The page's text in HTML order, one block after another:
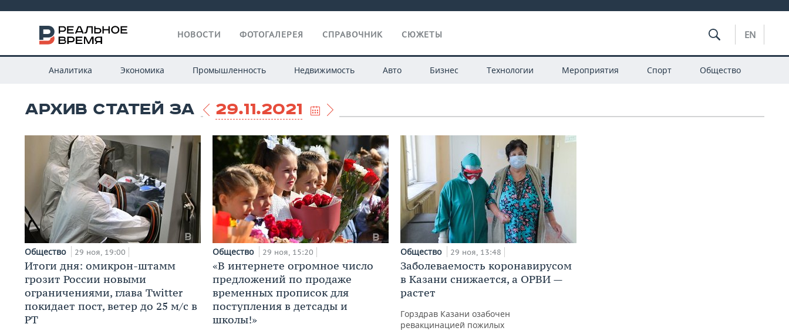
НОВОСТИ ФОТОГАЛЕРЕЯ СПРАВОЧНИК СЮЖЕТЫ EN
Аналитика Экономика Промышленность Недвижимость Авто Бизнес Технологии Мероприятия Спорт Общество
АРХИВ СТАТЕЙ ЗА 29.11.2021
Общество 29 ноя, 19:00
Итоги дня: омикрон-штамм
грозит России новыми
ограничениями, глава Twitter
покидает пост, ветер до 25 м/с в
РТ
Общество 29 ноя, 15:20
«В интернете огромное число
предложений по продаже
временных прописок для
поступления в детсады и
школы!»
Общество 29 ноя, 13:48
Заболеваемость коронавирусом
в Казани снижается, а ОРВИ —
растет
Горздрав Казани озабочен
ревакцинацией пожилых